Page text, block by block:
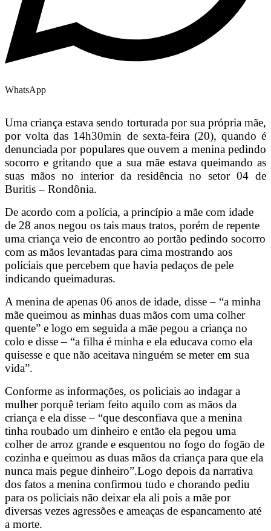
WhatsApp
Uma criança estava sendo torturada por sua própria mãe,
por volta das 14h30min de sexta-feira (20), quando é
denunciada por populares que ouvem a menina pedindo
socorro e gritando que a sua mãe estava queimando as
suas mãos no interior da residência no setor 04 de
Buritis – Rondônia.
De acordo com a polícia, a princípio a mãe com idade
de 28 anos negou os tais maus tratos, porém de repente
uma criança veio de encontro ao portão pedindo socorro
com as mãos levantadas para cima mostrando aos
policiais que percebem que havia pedaços de pele
indicando queimaduras.
A menina de apenas 06 anos de idade, disse – “a minha
mãe queimou as minhas duas mãos com uma colher
quente” e logo em seguida a mãe pegou a criança no
colo e disse – “a filha é minha e ela educava como ela
quisesse e que não aceitava ninguém se meter em sua
vida”.
Conforme as informações, os policiais ao indagar a
mulher porquê teriam feito aquilo com as mãos da
criança e ela disse – “que desconfiava que a menina
tinha roubado um dinheiro e então ela pegou uma
colher de arroz grande e esquentou no fogo do fogão de
cozinha e queimou as duas mãos da criança para que ela
nunca mais pegue dinheiro”.Logo depois da narrativa
dos fatos a menina confirmou tudo e chorando pediu
para os policiais não deixar ela ali pois a mãe por
diversas vezes agressões e ameaças de espancamento até
a morte.